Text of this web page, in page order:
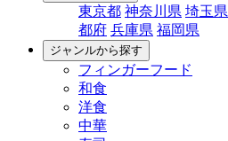
東京都 神奈川県 埼玉県
都府 兵庫県 福岡県
ジャンルから探す
フィンガーフード
和食
洋食
中華